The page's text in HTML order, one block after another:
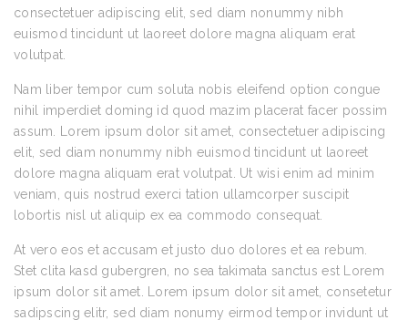
consectetuer adipiscing elit, sed diam nonummy nibh
euismod tincidunt ut laoreet dolore magna aliquam erat
volutpat.
Nam liber tempor cum soluta nobis eleifend option congue
nihil imperdiet doming id quod mazim placerat facer possim
assum. Lorem ipsum dolor sit amet, consectetuer adipiscing
elit, sed diam nonummy nibh euismod tincidunt ut laoreet
dolore magna aliquam erat volutpat. Ut wisi enim ad minim
veniam, quis nostrud exerci tation ullamcorper suscipit
lobortis nisl ut aliquip ex ea commodo consequat.
At vero eos et accusam et justo duo dolores et ea rebum.
Stet clita kasd gubergren, no sea takimata sanctus est Lorem
ipsum dolor sit amet. Lorem ipsum dolor sit amet, consetetur
sadipscing elitr, sed diam nonumy eirmod tempor invidunt ut